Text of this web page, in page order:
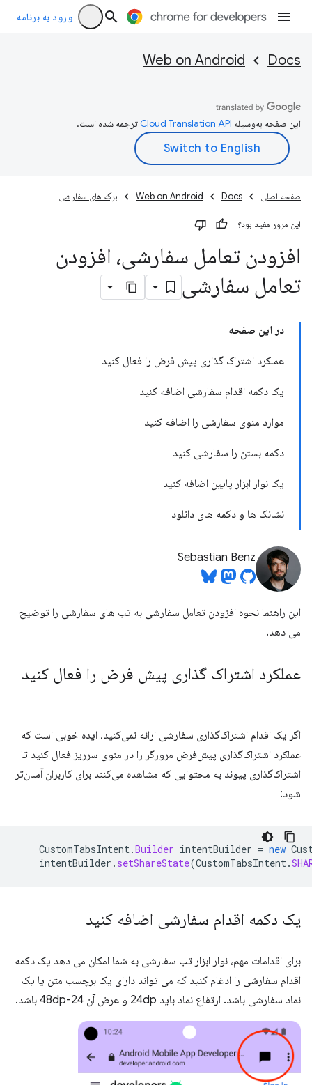
ورود به برنامه
Docs
Web on Android
این صفحه به‌وسیله ترجمه شده است.
صفحه اصلی Docs
Web on Android برگه های سفارشی
این مرور مفید بود؟
افزودن تعامل سفارشی، افزودن
تعامل سفارشی
در این صفحه
عملکرد اشتراک گذاری پیش فرض را فعال کنید
یک دکمه اقدام سفارشی اضافه کنید
موارد منوی سفارشی را اضافه کنید
دکمه بستن را سفارشی کنید
یک نوار ابزار پایین اضافه کنید
نشانک ها و دکمه های دانلود
Sebastian Benz
این راهنما نحوه افزودن تعامل سفارشی به تب های سفارشی را توضیح
می دهد.
عملکرد اشتراک گذاری پیش فرض را فعال کنید
اگر یک اقدام اشتراک‌گذاری سفارشی ارائه نمی‌کنید، ایده خوبی است که
عملکرد اشتراک‌گذاری پیش‌فرض مرورگر را در منوی سرریز فعال کنید تا
اشتراک‌گذاری پیوند به محتوایی که مشاهده می‌کنند برای کاربران آسان‌تر
شود:
CustomTabsIntent.Builder intentBuilder = new
intentBuilder . setShareState(CustomTabsIntent.
یک دکمه اقدام سفارشی اضافه کنید
برای اقدامات مهم، نوار ابزار تب سفارشی به شما امکان می دهد یک دکمه
اقدام سفارشی را ادغام کنید که می تواند دارای یک برچسب متن یا یک
نماد سفارشی باشد. ارتفاع نماد باید 24dp و عرض آن 24-48dp باشد.